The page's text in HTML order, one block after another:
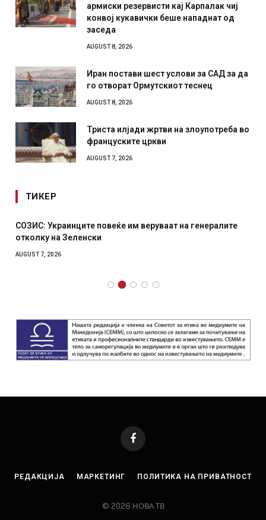
армиски резервисти кај Карпалак чиј
конвој кукавички беше нападнат од
заседа
AUGUST 8, 2026
Иран постави шест услови за САД за да
го отворат Ормутскиот теснец
AUGUST 8, 2026
Триста илјади жртви на злоупотреба во
француските цркви
AUGUST 7, 2026
ТИКЕР
СОЗИС: Украинците повеќе им веруваат на генералите
отколку на Зеленски
AUGUST 7, 2026
Facebook
РЕДАКЦИЈА МАРКЕТИНГ ПОЛИТИКА НА ПРИВАТНОСТ
© 2026 НОВА ТВ